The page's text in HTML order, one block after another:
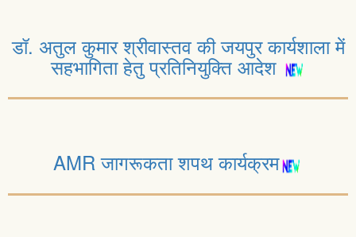
डॉ. अतुल कुमार श्रीवास्तव की जयपुर कार्यशाला में
सहभागिता हेतु प्रतिनियुक्ति आदेश
AMR जागरूकता शपथ कार्यक्रम